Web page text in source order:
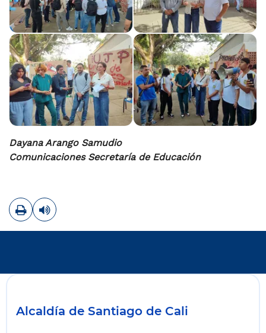
Dayana Arango Samudio
Comunicaciones Secretaría de Educación
ImprimirLeer contenido
Alcaldía de Santiago de Cali